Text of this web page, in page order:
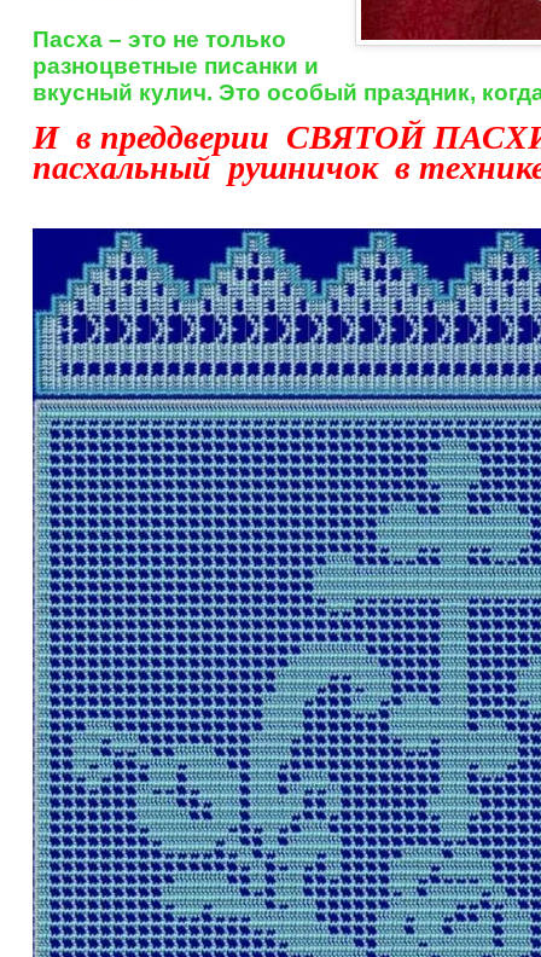
Пасха – это не только
разноцветные писанки и
вкусный кулич. Это особый праздник,
И в преддверии СВЯТОЙ
пасхальный рушничок в